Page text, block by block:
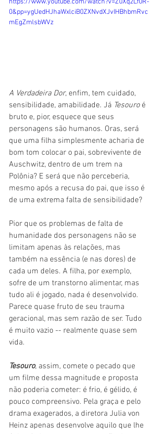
https://www.youtube.com/watch?v=Z0Xq2Lf0R-
0&pp=ygUedHJhaWxlciB0ZXNvdXJvIHBhbmRvc
mEgZmlsbWVz
A Verdadeira Dor, enfim, tem cuidado,
sensibilidade, amabilidade. Já Tesouro é
bruto e, pior, esquece que seus
personagens são humanos. Oras, será
que uma filha simplesmente acharia de
bom tom colocar o pai, sobrevivente de
Auschwitz, dentro de um trem na
Polônia? E será que não perceberia,
mesmo após a recusa do pai, que isso é
de uma extrema falta de sensibilidade?
Pior que os problemas de falta de
humanidade dos personagens não se
limitam apenas às relações, mas
também na essência (e nas dores) de
cada um deles. A filha, por exemplo,
sofre de um transtorno alimentar, mas
tudo ali é jogado, nada é desenvolvido.
Parece quase fruto de seu trauma
geracional, mas sem razão de ser. Tudo
é muito vazio -- realmente quase sem
vida.
Tesouro, assim, comete o pecado que
um filme dessa magnitude e proposta
não poderia cometer: é frio, é gélido, é
pouco compreensivo. Pela graça e pelo
drama exagerados, a diretora Julia von
Heinz apenas desenvolve aquilo que lhe